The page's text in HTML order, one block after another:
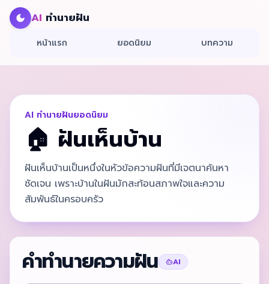
AI ทำนายฝัน
หน้าแรก ยอดนิยม บทความ
AI ทำนายฝันยอดนิยม
🏠 ฝันเห็นบ้าน
ฝันเห็นบ้านเป็นหนึ่งในหัวข้อความฝันที่มีเจตนาค้นหา
ชัดเจน เพราะบ้านในฝันมักสะท้อนสภาพใจและความ
สัมพันธ์ในครอบครัว
คำทำนายความฝัน AI